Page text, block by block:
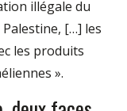
illégale du
[…] les
les produits
».